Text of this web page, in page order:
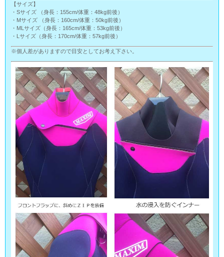
【サイズ】
・Sサイズ （身長：155cm/体重：48kg前後）
・Mサイズ （身長：160cm/体重：50kg前後）
・MLサイズ（身長：165cm/体重：53kg前後）
・Lサイズ（身長：170cm/体重：57kg前後）
※個人差がありますので目安としてお考え下さい。